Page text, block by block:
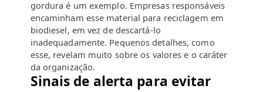
gordura é um exemplo. Empresas responsáveis
encaminham esse material para reciclagem em
biodiesel, em vez de descartá-lo
inadequadamente. Pequenos detalhes, como
esse, revelam muito sobre os valores e o caráter
da organização.
Sinais de alerta para evitar